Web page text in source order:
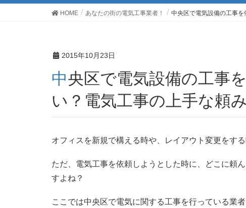
HOME あなたの街の電気工事業者！ 中央区で電気設備の工事
2015年10月23日
中央区で電気設備の工事を依頼するならどこがい
い？電気工事の上手な頼
オフィスを新規で構える時や、レイアウト変更をす
ただ、電気工事を依頼しようとした時に、どこに頼
すよね？
ここでは中央区で電気に関する工事を行っている業者